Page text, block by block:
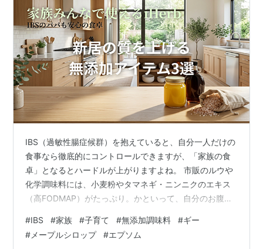
IBS（過敏性腸症候群）を抱えていると、自分一人だけの
食事なら徹底的にコントロールできますが、「家族の食
卓」となるとハードルが上がりますよね。 市販のルウや
化学調味料には、小麦粉やタマネギ・ニンニクのエキス
（高FODMAP）がたっぷり。かといって、自分のお腹に
子どもが満足してくれません。 私も新居に引っ越してキ
ッチンが広くなってから、家族全員が美味しく食べられ
#IBS #家族 #子育て #無添加調味料 #ギー
# メープルシロップ #エプソム